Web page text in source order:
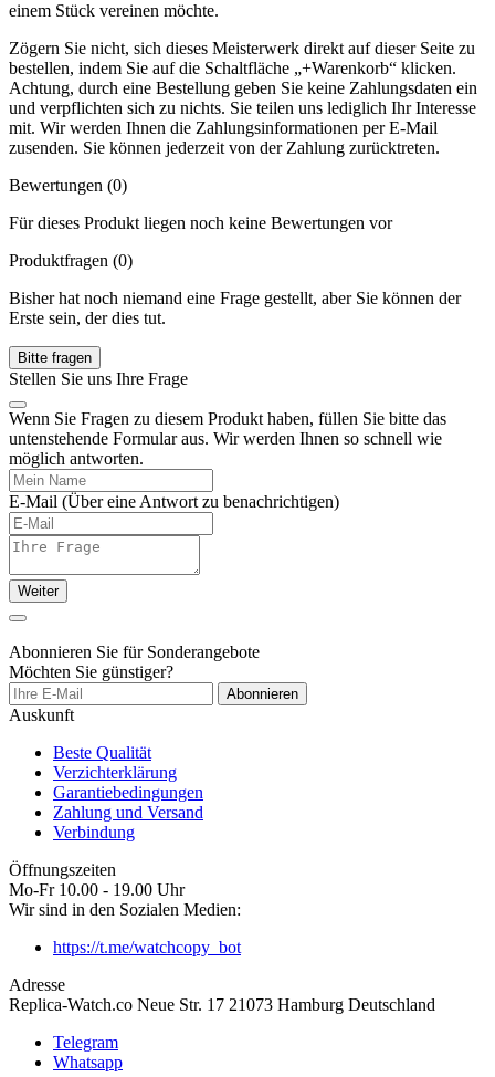
einem Stück vereinen möchte.
Zögern Sie nicht, sich dieses Meisterwerk direkt auf dieser Seite zu
bestellen, indem Sie auf die Schaltfläche „+Warenkorb“ klicken.
Achtung, durch eine Bestellung geben Sie keine Zahlungsdaten ein
und verpflichten sich zu nichts. Sie teilen uns lediglich Ihr Interesse
mit. Wir werden Ihnen die Zahlungsinformationen per E-Mail
zusenden. Sie können jederzeit von der Zahlung zurücktreten.
Bewertungen (0)
Für dieses Produkt liegen noch keine Bewertungen vor
Produktfragen (0)
Bisher hat noch niemand eine Frage gestellt, aber Sie können der
Erste sein, der dies tut.
Bitte fragen
Stellen Sie uns Ihre Frage
Wenn Sie Fragen zu diesem Produkt haben, füllen Sie bitte das
untenstehende Formular aus. Wir werden Ihnen so schnell wie
möglich antworten.
E-Mail (Über eine Antwort zu benachrichtigen)
Weiter
Abonnieren Sie für Sonderangebote
Möchten Sie günstiger?
Abonnieren
Auskunft
Beste Qualität
Verzichterklärung
Garantiebedingungen
Zahlung und Versand
Verbindung
Öffnungszeiten
Mo-Fr 10.00 - 19.00 Uhr
Wir sind in den Sozialen Medien:
https://t.me/watchcopy_bot
Adresse
Replica-Watch.co Neue Str. 17 21073 Hamburg Deutschland
Telegram
Whatsapp